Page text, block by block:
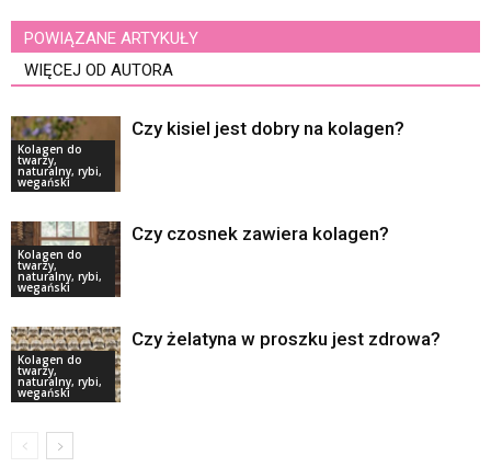
POWIĄZANE ARTYKUŁY
WIĘCEJ OD AUTORA
Kolagen do
twarzy,
naturalny, rybi,
wegański
Czy kisiel jest dobry na kolagen?
Kolagen do
twarzy,
naturalny, rybi,
wegański
Czy czosnek zawiera kolagen?
Kolagen do
twarzy,
naturalny, rybi,
wegański
Czy żelatyna w proszku jest zdrowa?